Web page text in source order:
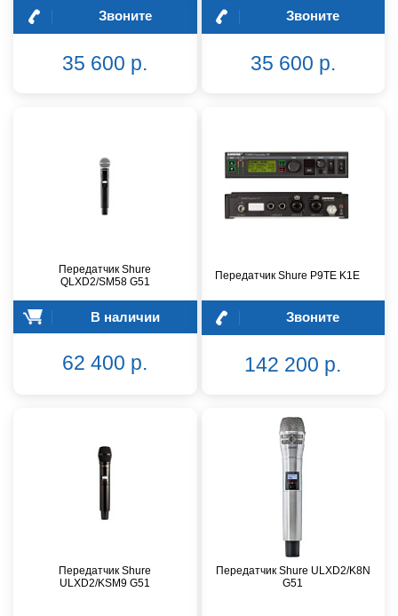
Звоните
35 600 р.
Звоните
35 600 р.
Передатчик Shure
QLXD2/SM58 G51
В наличии
62 400 р.
Передатчик Shure P9TE K1E
Звоните
142 200 р.
Передатчик Shure
ULXD2/KSM9 G51
Передатчик Shure ULXD2/K8N
G51